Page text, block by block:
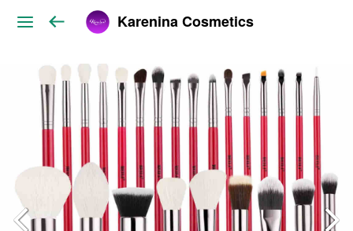
Karenina Cosmetics